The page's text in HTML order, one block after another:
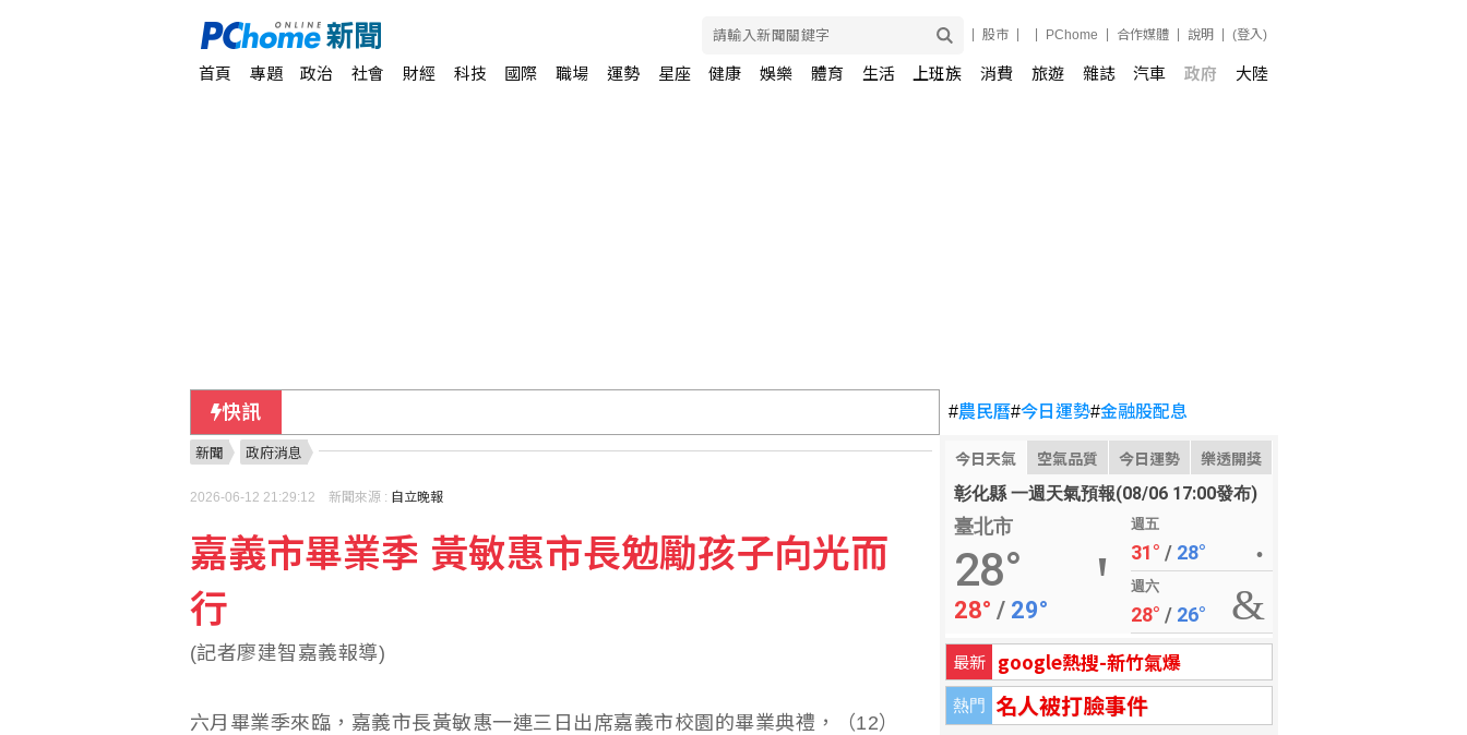
股市 PChome 合作媒體 說明 (登入)
首頁 專題 政治 社會 財經 科技 國際 職場 運勢 星座 健康 娛樂 體育 生活 上班族 消費 旅遊 雜誌 汽車 政府 大陸
快訊 #農民曆#今日運勢#金融股配息
今日天氣 空氣品質 今日運勢 樂透開獎
彰化縣 一週天氣預報(08/06 17:00發布)
臺北市
28°
28° / 29°
週五
31° / 28°
週六
28° / 26°
最新 google熱搜-新竹氣爆
熱門 名人被打臉事件
新聞 政府消息
2026-06-12 21:29:12 新聞來源 : 自立晚報
嘉義市畢業季 黃敏惠市長勉勵孩子向光而
行
(記者廖建智嘉義報導)
六月畢業季來臨，嘉義市長黃敏惠一連三日出席嘉義市校園的畢業典禮，（12）